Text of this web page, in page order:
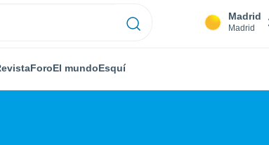
Madrid
Madrid
ForoEl mundoEsquí